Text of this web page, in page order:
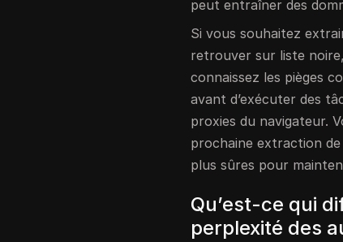
peut entraîner des
Si vous souhaitez
retrouver sur liste
connaissez les pièges
avant d’exécuter des
proxies du navigateur.
prochaine extraction
plus sûres pour
Qu’est-ce qui
perplexité des